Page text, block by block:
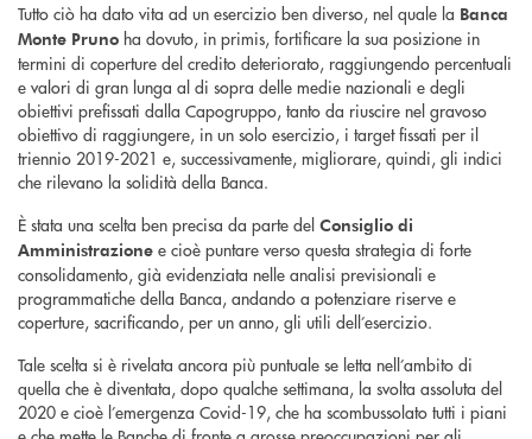
Tutto ciò ha dato vita ad un esercizio ben diverso, nel quale la Banca
Monte Pruno ha dovuto, in primis, fortificare la sua posizione in
termini di coperture del credito deteriorato, raggiungendo percentuali
e valori di gran lunga al di sopra delle medie nazionali e degli
obiettivi prefissati dalla Capogruppo, tanto da riuscire nel gravoso
obiettivo di raggiungere, in un solo esercizio, i target fissati per il
triennio 2019-2021 e, successivamente, migliorare, quindi, gli indici
che rilevano la solidità della Banca.
È stata una scelta ben precisa da parte del Consiglio di
Amministrazione e cioè puntare verso questa strategia di forte
consolidamento, già evidenziata nelle analisi previsionali e
programmatiche della Banca, andando a potenziare riserve e
coperture, sacrificando, per un anno, gli utili dell’esercizio.
Tale scelta si è rivelata ancora più puntuale se letta nell’ambito di
quella che è diventata, dopo qualche settimana, la svolta assoluta del
2020 e cioè l’emergenza Covid-19, che ha scombussolato tutti i piani